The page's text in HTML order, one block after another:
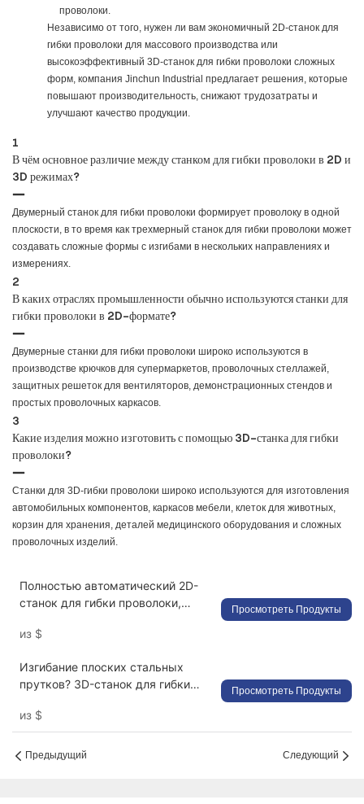
проволоки.
Независимо от того, нужен ли вам экономичный 2D-станок для
гибки проволоки для массового производства или
высокоэффективный 3D-станок для гибки проволоки сложных
форм, компания Jinchun Industrial предлагает решения, которые
повышают производительность, снижают трудозатраты и
улучшают качество продукции.
1
В чём основное различие между станком для гибки проволоки в 2D и
3D режимах?
Двумерный станок для гибки проволоки формирует проволоку в одной
плоскости, в то время как трехмерный станок для гибки проволоки может
создавать сложные формы с изгибами в нескольких направлениях и
измерениях.
2
В каких отраслях промышленности обычно используются станки для
гибки проволоки в 2D-формате?
Двумерные станки для гибки проволоки широко используются в
производстве крючков для супермаркетов, проволочных стеллажей,
защитных решеток для вентиляторов, демонстрационных стендов и
простых проволочных каркасов.
3
Какие изделия можно изготовить с помощью 3D-станка для гибки
проволоки?
Станки для 3D-гибки проволоки широко используются для изготовления
автомобильных компонентов, каркасов мебели, клеток для животных,
корзин для хранения, деталей медицинского оборудования и сложных
проволочных изделий.
Полностью автоматический 2D-
станок для гибки проволоки,
высокоскоростное и
из $
Просмотреть Продукты
Изгибание плоских стальных
прутков? 3D-станок для гибки
производства Китая | Экономия
энергии 40%!
из $
Просмотреть Продукты
Предыдущий Следующий